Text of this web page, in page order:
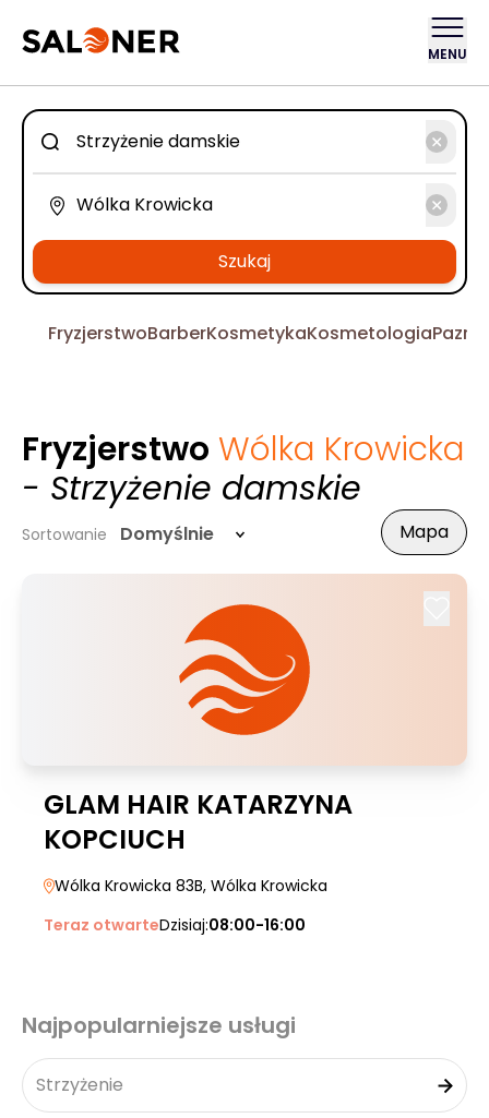
MENU
Szukaj
FryzjerstwoBarberKosmetykaKosmetologia
Fryzjerstwo Wólka Krowicka
- Strzyżenie damskie
Sortowanie Domyślnie Mapa
GLAM HAIR KATARZYNA
KOPCIUCH
Wólka Krowicka 83B, Wólka Krowicka
Teraz otwarteDzisiaj:08:00-16:00
Najpopularniejsze usługi
Strzyżenie